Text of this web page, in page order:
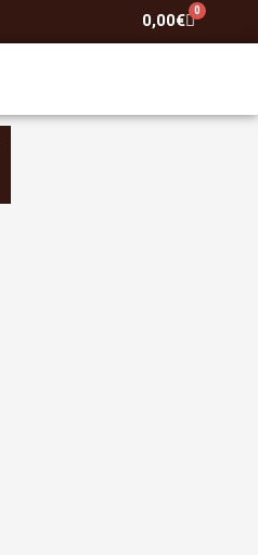
0,00€
0
Carrito